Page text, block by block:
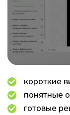
короткие
понятные
готовые